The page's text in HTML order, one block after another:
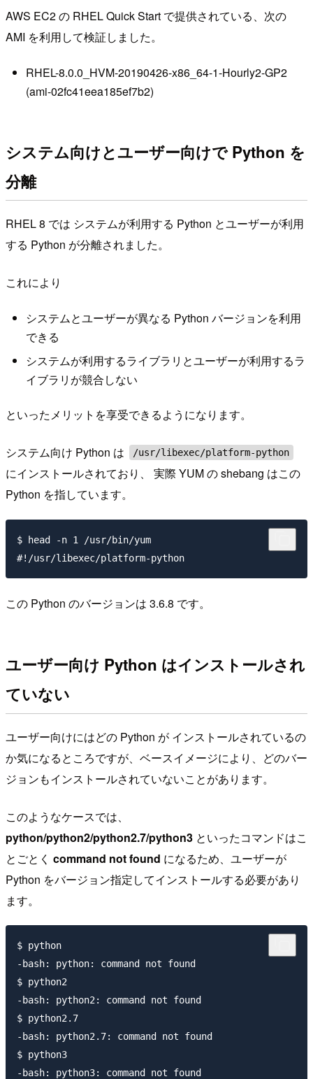
AWS EC2 の RHEL Quick Start で提供されている、次の
AMI を利用して検証しました。
RHEL-8.0.0_HVM-20190426-x86_64-1-Hourly2-GP2
(ami-02fc41eea185ef7b2)
システム向けとユーザー向けで Python を
分離
RHEL 8 では システムが利用する Python とユーザーが利用
する Python が分離されました。
これにより
システムとユーザーが異なる Python バージョンを利用
できる
システムが利用するライブラリとユーザーが利用するラ
イブラリが競合しない
といったメリットを享受できるようになります。
システム向け Python は /usr/libexec/platform-python
にインストールされており、 実際 YUM の shebang はこの
Python を指しています。
$ head -n 1 /usr/bin/yum
この Python のバージョンは 3.6.8 です。
ユーザー向け Python はインストールされ
ていない
ユーザー向けにはどの Python が インストールされているの
か気になるところですが、ベースイメージにより、どのバー
ジョンもインストールされていないことがあります。
このようなケースでは、
python/python2/python2.7/python3 といったコマンドはこ
とごとく command not found になるため、ユーザーが
Python をバージョン指定してインストールする必要があり
ます。
$ python
-bash: python: command not found
$ python2
-bash: python2: command not found
$ python2.7
-bash: python2.7: command not found
$ python3